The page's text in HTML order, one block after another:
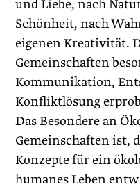
und Liebe, nach
Schönheit, nach
eigenen Kreativität.
Gemeinschaften
Kommunikation,
Konfliktlösung
Das Besondere an
Gemeinschaften ist,
Konzepte für ein
humanes Leben